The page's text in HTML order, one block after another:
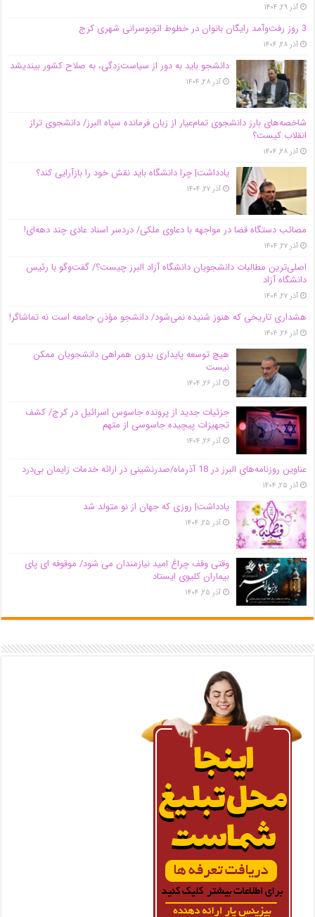
آذر ۲۹, ۱۴۰۴
3 روز رفت‌وآمد رایگان بانوان در خطوط اتوبوسرانی شهری کرج
آذر ۲۸, ۱۴۰۴
دانشجو باید به دور از سیاست‌زدگی، به صلاح کشور بیندیشد
آذر ۲۸, ۱۴۰۴
شاخصه‌های بارز دانشجوی تمام‌عیار از زبان فرمانده سپاه البرز/ دانشجوی تراز
انقلاب کیست؟
آذر ۲۸, ۱۴۰۴
یادداشت| چرا دانشگاه باید نقش خود را بازآرایی کند؟
آذر ۲۷, ۱۴۰۴
مصائب دستگاه قضا در مواجهه با دعاوی ملکی/ دردسر اسناد عادی چند‌ دهه‌ای!
آذر ۲۷, ۱۴۰۴
اصلی‌ترین مطالبات دانشجویان دانشگاه آزاد البرز چیست؟/ گفت‌وگو با رئیس
دانشگاه آز‌اد
آذر ۲۷, ۱۴۰۴
هشداری تاریخی که هنوز شنیده نمی‌شود/ دانشجو مؤذن جامعه است نه تماشاگر!
آذر ۲۶, ۱۴۰۴
هیچ توسعه پایداری بدون همراهی دانشجویان ممکن
نیست
آذر ۲۶, ۱۴۰۴
جزئیات جدید از پرونده جاسوس اسرائیل در کرج/‌ کشف
تجهیزات پیچیده جاسوسی از متهم
آذر ۲۶, ۱۴۰۴
عناوین روزنامه‌های البرز در ‌18 آذرماه/صدرنشینی در ارائه خدمات زایمان بی‌درد
آذر ۲۵, ۱۴۰۴
یادداشت| روزی که جهان از نو متولد شد
آذر ۲۵, ۱۴۰۴
وقتی وقف چراغ امید نیازمندان می شود/ موقوفه ای پای
بیماران کلیوی ایستاد
آذر ۲۵, ۱۴۰۴